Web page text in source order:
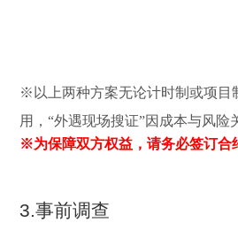
※以上两种方案无论计时制或项目
用，“外遇现场搜证”因成本与风险
※为保障双方权益，请务必签订合
3.事前调查